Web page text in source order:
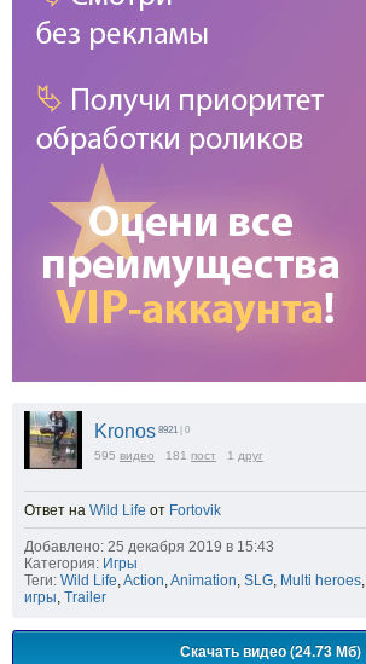
Kronos 8921 | 0
595 видео 181 пост 1 друг
Ответ на Wild Life от Fortovik
Добавлено: 25 декабря 2019 в 15:43
Категория: Игры
Теги: Wild Life,Action,Animation, SLG, Multi heroes,
игры, Trailer
Скачать видео (24.73 Мб)